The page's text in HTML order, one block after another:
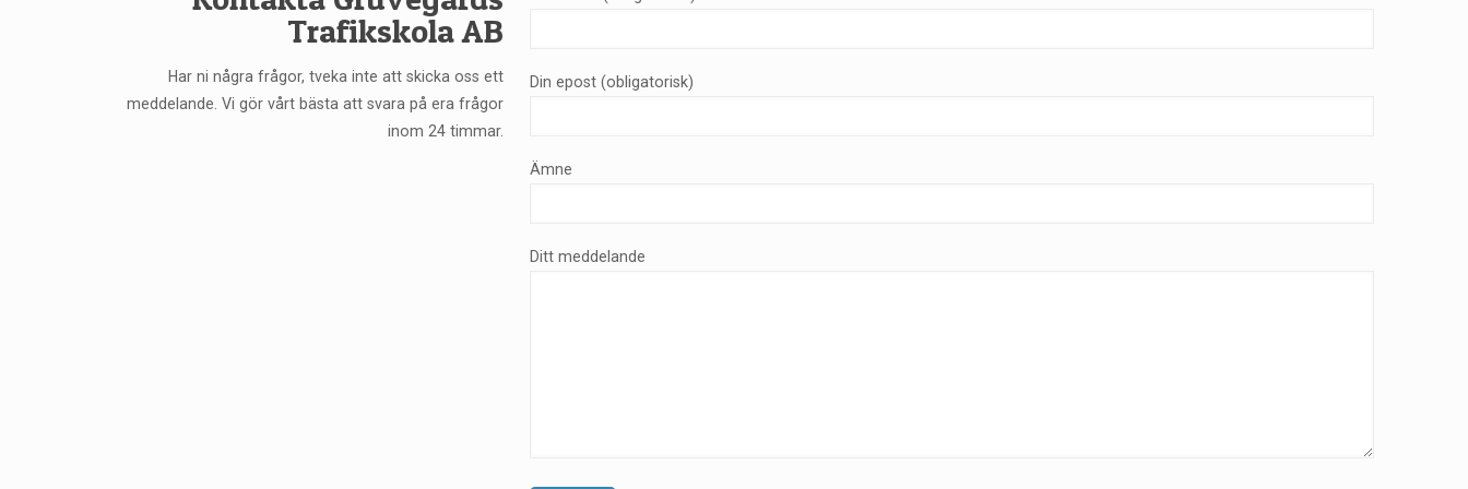
Trafikskola AB
Har ni några frågor, tveka inte att skicka oss ett
meddelande. Vi gör vårt bästa att svara på era frågor
inom 24 timmar.
Din epost (obligatorisk)
Ämne
Ditt meddelande